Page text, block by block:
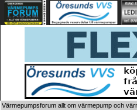
Värmepumpsforum allt om värmepump och